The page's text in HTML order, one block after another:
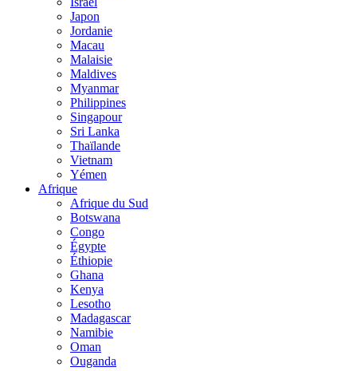
Japon
Jordanie
Macau
Malaisie
Maldives
Myanmar
Philippines
Singapour
Sri Lanka
Thaïlande
Vietnam
Yémen
Afrique
Afrique du Sud
Botswana
Congo
Égypte
Éthiopie
Ghana
Kenya
Lesotho
Madagascar
Namibie
Oman
Ouganda